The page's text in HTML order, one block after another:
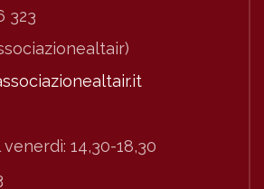
323
14,30-18,30